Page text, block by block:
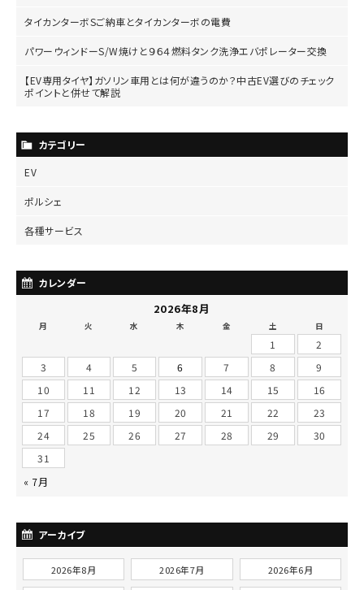
タイカンターボSご納車とタイカンターボの電費
パワーウィンドーS/W焼けと９６４燃料タンク洗浄エバポレーター交換
【EV専用タイヤ】ガソリン車用とは何が違うのか？中古EV選びのチェック
ポイントと併せて解説
カテゴリー
EV
ポルシェ
各種サービス
カレンダー
2026年8月
月 火 水 木 金 土 日
1
2
3
4 5 6 7 8
9
10
11 12 13 14 15
16
17
18 19 20 21 22
23
24
25 26 27 28 29
30
31
« 7月
アーカイブ
2026年8月 2026年7月 2026年6月